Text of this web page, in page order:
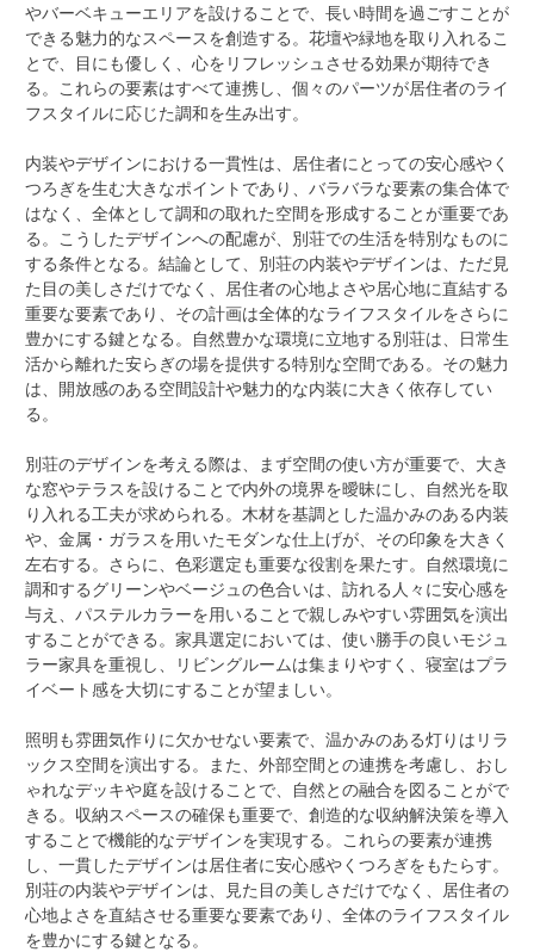
やバーベキューエリアを設けることで、長い時間を過ごすことが
できる魅力的なスペースを創造する。花壇や緑地を取り入れるこ
とで、目にも優しく、心をリフレッシュさせる効果が期待でき
る。これらの要素はすべて連携し、個々のパーツが居住者のライ
フスタイルに応じた調和を生み出す。
内装やデザインにおける一貫性は、居住者にとっての安心感やく
つろぎを生む大きなポイントであり、バラバラな要素の集合体で
はなく、全体として調和の取れた空間を形成することが重要であ
る。こうしたデザインへの配慮が、別荘での生活を特別なものに
する条件となる。結論として、別荘の内装やデザインは、ただ見
た目の美しさだけでなく、居住者の心地よさや居心地に直結する
重要な要素であり、その計画は全体的なライフスタイルをさらに
豊かにする鍵となる。自然豊かな環境に立地する別荘は、日常生
活から離れた安らぎの場を提供する特別な空間である。その魅力
は、開放感のある空間設計や魅力的な内装に大きく依存してい
る。
別荘のデザインを考える際は、まず空間の使い方が重要で、大き
な窓やテラスを設けることで内外の境界を曖昧にし、自然光を取
り入れる工夫が求められる。木材を基調とした温かみのある内装
や、金属・ガラスを用いたモダンな仕上げが、その印象を大きく
左右する。さらに、色彩選定も重要な役割を果たす。自然環境に
調和するグリーンやベージュの色合いは、訪れる人々に安心感を
与え、パステルカラーを用いることで親しみやすい雰囲気を演出
することができる。家具選定においては、使い勝手の良いモジュ
ラー家具を重視し、リビングルームは集まりやすく、寝室はプラ
イベート感を大切にすることが望ましい。
照明も雰囲気作りに欠かせない要素で、温かみのある灯りはリラ
ックス空間を演出する。また、外部空間との連携を考慮し、おし
ゃれなデッキや庭を設けることで、自然との融合を図ることがで
きる。収納スペースの確保も重要で、創造的な収納解決策を導入
することで機能的なデザインを実現する。これらの要素が連携
し、一貫したデザインは居住者に安心感やくつろぎをもたらす。
別荘の内装やデザインは、見た目の美しさだけでなく、居住者の
心地よさを直結させる重要な要素であり、全体のライフスタイル
を豊かにする鍵となる。